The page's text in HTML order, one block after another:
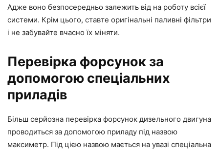
Адже воно безпосередньо залежить від на роботу всієї
системи. Крім цього, ставте оригінальні паливні фільтри
і не забувайте вчасно їх міняти.
Перевірка форсунок за
допомогою спеціальних
приладів
Більш серйозна перевірка форсунок дизельного двигуна
проводиться за допомогою приладу під назвою
максиметр. Під цією назвою мається на увазі спеціальна